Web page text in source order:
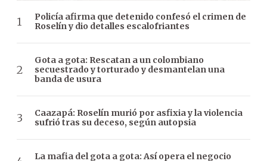
Policía afirma que detenido confesó el crimen de
Roselín y dio detalles escalofriantes
Gota a gota: Rescatan a un colombiano
secuestrado y torturado y desmantelan una
banda de usura
Caazapá: Roselín murió por asfixia y la violencia
sufrió tras su deceso, según autopsia
La mafia del gota a gota: Así opera el negocio